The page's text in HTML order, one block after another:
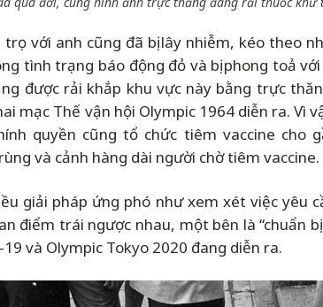
với anh cũng đã bị lây nhiễm, kéo theo
tình trạng báo động đỏ và bị phong toả
được rải khắp khu vực này bằng trực
mạc Thế vận hội Olympic 1964 diễn ra. Vì
quyền cũng tổ chức tiêm vaccine cho
và cảnh hàng dài người chờ tiêm vaccine.
giải pháp ứng phó như xem xét việc yêu
trái ngược nhau, một bên là “chuẩn
và Olympic Tokyo 2020 đang diễn ra.